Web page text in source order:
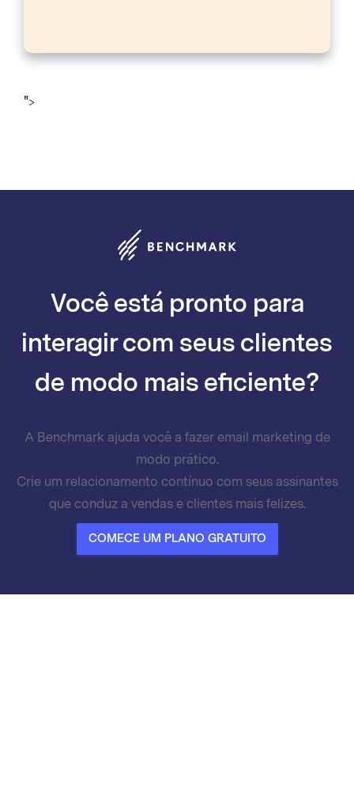
">
Você está pronto para
interagir com seus clientes
de modo mais eficiente?
A Benchmark ajuda você a fazer email marketing de
modo prático.
Crie um relacionamento contínuo com seus assinantes
que conduz a vendas e clientes mais felizes.
COMECE UM PLANO GRATUITO